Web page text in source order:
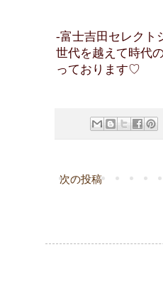
-富士吉田セレクト
世代を越えて時代
っております♡
次の投稿